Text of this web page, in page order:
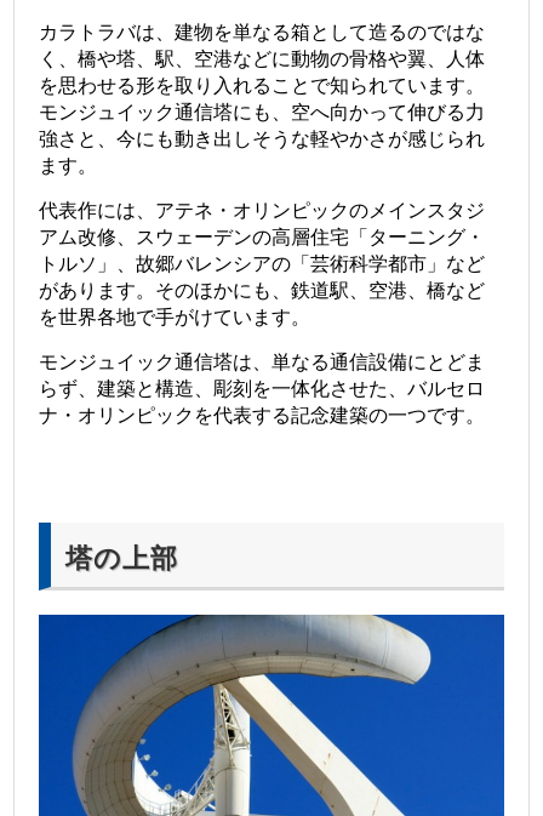
カラトラバは、建物を単なる箱として造るのではな
く、橋や塔、駅、空港などに動物の骨格や翼、人体
を思わせる形を取り入れることで知られています。
モンジュイック通信塔にも、空へ向かって伸びる力
強さと、今にも動き出しそうな軽やかさが感じられ
ます。
代表作には、アテネ・オリンピックのメインスタジ
アム改修、スウェーデンの高層住宅「ターニング・
トルソ」、故郷バレンシアの「芸術科学都市」など
があります。そのほかにも、鉄道駅、空港、橋など
を世界各地で手がけています。
モンジュイック通信塔は、単なる通信設備にとどま
らず、建築と構造、彫刻を一体化させた、バルセロ
ナ・オリンピックを代表する記念建築の一つです。
塔の上部